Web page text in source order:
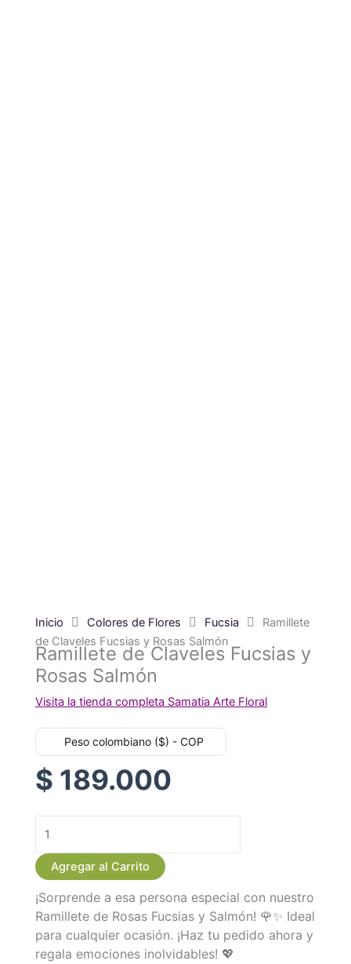
Inicio Colores de Flores Fucsia
Ramillete
de Claveles Fucsias y Rosas Salmón
Ramillete de Claveles Fucsias y
Rosas Salmón
Visita la tienda completa Samatia Arte Floral
Peso colombiano ($) - COP
$ 189.000
Ramillete
de
Claveles
Fucsias
y
Rosas
Salmón
Agregar al Carrito
¡Sorprende a esa persona especial con nuestro
Ramillete de Rosas Fucsias y Salmón! 🌹✨ Ideal
para cualquier ocasión. ¡Haz tu pedido ahora y
regala emociones inolvidables! 💖